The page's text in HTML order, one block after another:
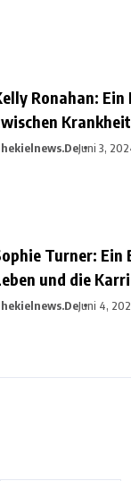
Ronahan: Ein
Juni 3,
Turner: Ein
und die
Thrones“-Stars
Juni 4,